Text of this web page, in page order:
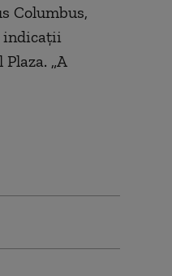
Columbus,
indicații
„A